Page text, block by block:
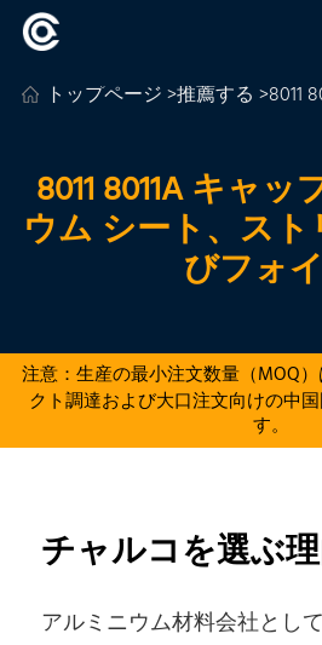
トップページ>推薦する >8011
8011 8011A キャ
ウム シート、ス
びフォ
注意：生産の最小注文数量（MOQ
クト調達および大口注文向けの中
す。
チャルコを選ぶ
アルミニウム材料会社とし